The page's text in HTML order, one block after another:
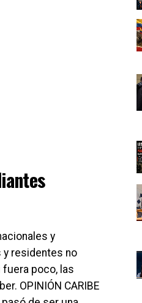
y
y residentes no
poco, las
OPINIÓN CARIBE